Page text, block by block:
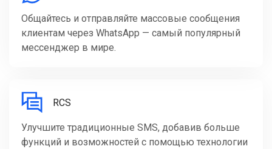
Общайтесь и отправляйте массовые сообщения
клиентам через WhatsApp — самый популярный
мессенджер в мире.
RCS
Улучшите традиционные SMS, добавив больше
функций и возможностей с помощью технологии